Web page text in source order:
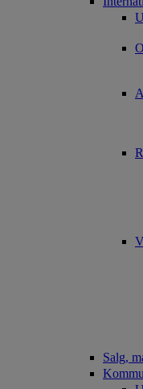
Salg,